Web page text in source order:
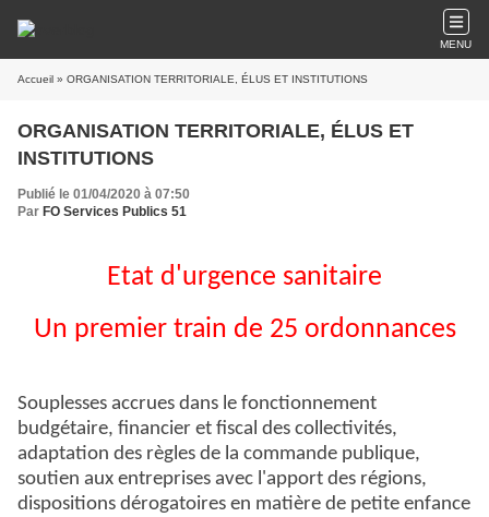
MENU
Accueil » ORGANISATION TERRITORIALE, ÉLUS ET INSTITUTIONS
ORGANISATION TERRITORIALE, ÉLUS ET
INSTITUTIONS
Publié le 01/04/2020 à 07:50
Par FO Services Publics 51
Etat d'urgence sanitaire
Un premier train de 25 ordonnances
Souplesses accrues dans le fonctionnement
budgétaire, financier et fiscal des collectivités,
adaptation des règles de la commande publique,
soutien aux entreprises avec l'apport des régions,
dispositions dérogatoires en matière de petite enfance